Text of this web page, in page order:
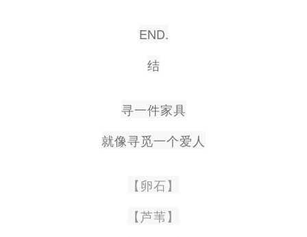
END.
结
寻一件家具
就像寻觅一个爱人
【卵石】
【芦苇】